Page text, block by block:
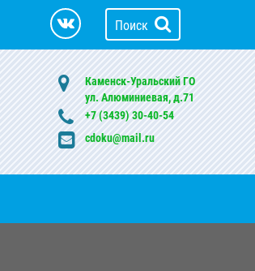
Поиск
Каменск-Уральский ГО
ул. Алюминиевая, д.71
+7 (3439) 30-40-54
cdoku@mail.ru